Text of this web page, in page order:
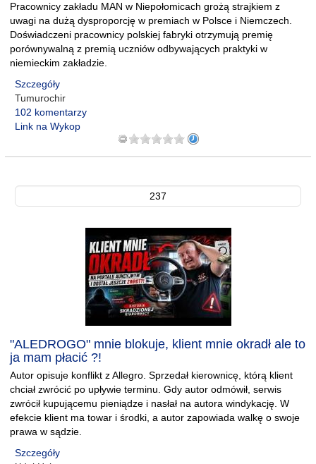
Pracownicy zakładu MAN w Niepołomicach grożą strajkiem z
uwagi na dużą dysproporcję w premiach w Polsce i Niemczech.
Doświadczeni pracownicy polskiej fabryki otrzymują premię
porównywalną z premią uczniów odbywających praktyki w
niemieckim zakładzie.
Szczegóły
Tumurochir
102 komentarzy
Link na Wykop
237
"ALEDROGO" mnie blokuje, klient mnie okradł ale to
ja mam płacić ?!
Autor opisuje konflikt z Allegro. Sprzedał kierownicę, którą klient
chciał zwrócić po upływie terminu. Gdy autor odmówił, serwis
zwrócił kupującemu pieniądze i nasłał na autora windykację. W
efekcie klient ma towar i środki, a autor zapowiada walkę o swoje
prawa w sądzie.
Szczegóły